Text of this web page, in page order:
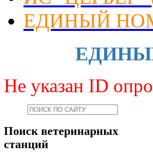
ЕДИНЫЙ
ЕДИНЫЙ
Не указан ID
Поиск ветеринарных
станций